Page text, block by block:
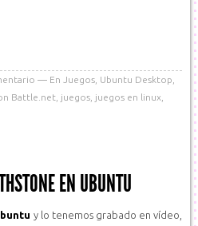
En Juegos Ubuntu Desktop
Battle.net juegos juegos en linux
EN UBUNTU
y lo tenemos grabado en vídeo,